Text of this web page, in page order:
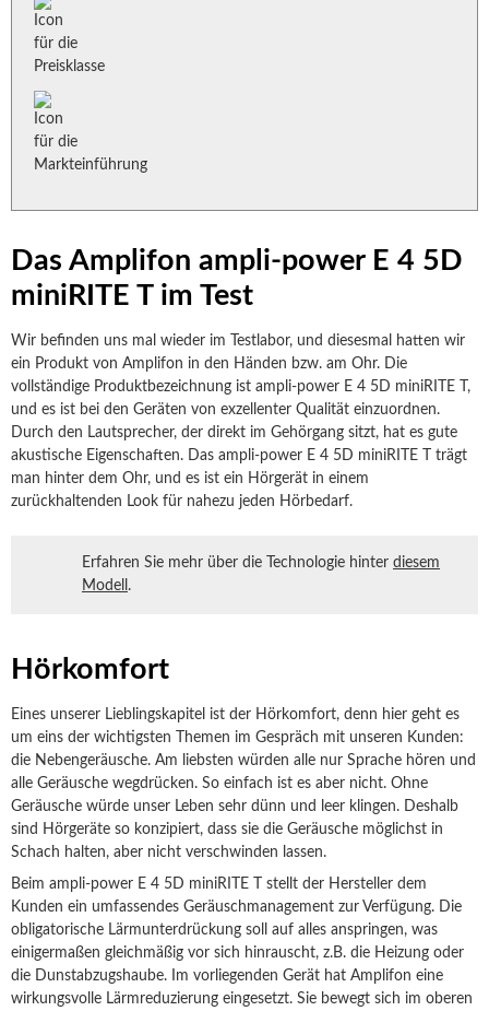
Das Amplifon ampli-power E 4 5D
miniRITE T im Test
Wir befinden uns mal wieder im Testlabor, und diesesmal hatten wir
ein Produkt von Amplifon in den Händen bzw. am Ohr. Die
vollständige Produktbezeichnung ist ampli-power E 4 5D miniRITE T,
und es ist bei den Geräten von exzellenter Qualität einzuordnen.
Durch den Lautsprecher, der direkt im Gehörgang sitzt, hat es gute
akustische Eigenschaften. Das ampli-power E 4 5D miniRITE T trägt
man hinter dem Ohr, und es ist ein Hörgerät in einem
zurückhaltenden Look für nahezu jeden Hörbedarf.
Erfahren Sie mehr über die Technologie hinter diesem
Modell .
Hörkomfort
Eines unserer Lieblingskapitel ist der Hörkomfort, denn hier geht es
um eins der wichtigsten Themen im Gespräch mit unseren Kunden:
die Nebengeräusche. Am liebsten würden alle nur Sprache hören und
alle Geräusche wegdrücken. So einfach ist es aber nicht. Ohne
Geräusche würde unser Leben sehr dünn und leer klingen. Deshalb
sind Hörgeräte so konzipiert, dass sie die Geräusche möglichst in
Schach halten, aber nicht verschwinden lassen.
Beim ampli-power E 4 5D miniRITE T stellt der Hersteller dem
Kunden ein umfassendes Geräuschmanagement zur Verfügung. Die
obligatorische Lärmunterdrückung soll auf alles anspringen, was
einigermaßen gleichmäßig vor sich hinrauscht, z.B. die Heizung oder
die Dunstabzugshaube. Im vorliegenden Gerät hat Amplifon eine
wirkungsvolle Lärmreduzierung eingesetzt. Sie bewegt sich im oberen